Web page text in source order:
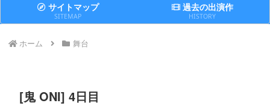
サイトマップ
SITEMAP
過去の出演作
HISTORY
ホーム 舞台
[鬼 ONI] 4日目